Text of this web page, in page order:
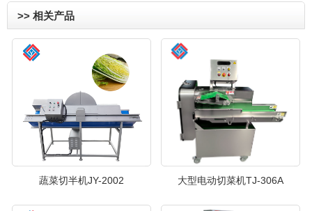
>> 相关产品
蔬菜切半机JY-2002 大型电动切菜机TJ-306A